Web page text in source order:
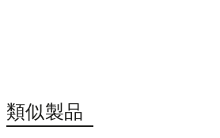
全な輸送と保管を保証します。
類似製品